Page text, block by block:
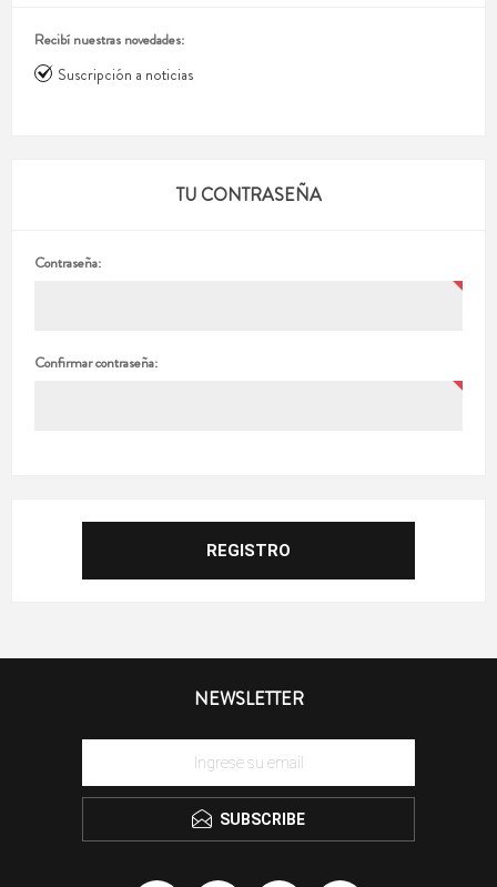
Recibí nuestras novedades:
Suscripción a noticias
TU CONTRASEÑA
Contraseña:
Confirmar contraseña:
NEWSLETTER
SUBSCRIBE